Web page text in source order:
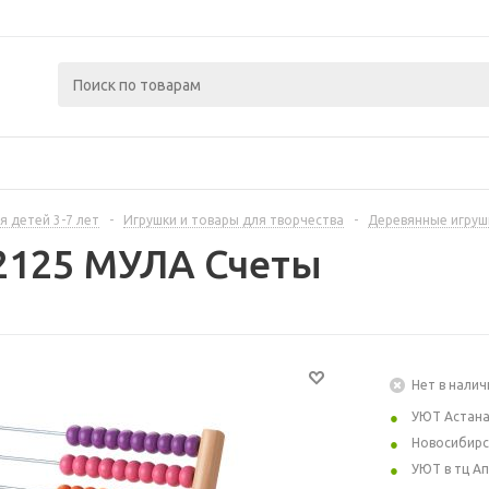
детей 3-7 лет - Игрушки и товары для творчества - Деревянные
МУЛА Счеты
Нет в
УЮТ Астана
УЮТ в тц